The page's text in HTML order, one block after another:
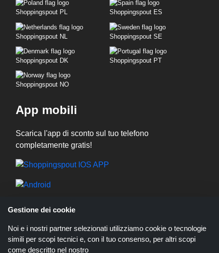
Shoppingspout PL Shoppingspout ES
Shoppingspout NL Shoppingspout SE
Shoppingspout DK Shoppingspout PT
Shoppingspout NO
App mobili
Scarica l'app di sconto sul tuo telefono
completamente gratis!
Codicegratuito.it è un sito web all'interno del quale potrai trovare migliaia di
sconti e coupon convenienti; queste occasioni sono messe a disposizione
Gestione dei cookie
Noi e i nostri partner selezionati utilizziamo cookie o tecnologie
simili per scopi tecnici e, con il tuo consenso, per altri scopi
come descritto nel nostro